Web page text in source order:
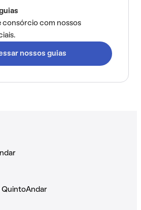
consórcio com nossos
nossos guias
QuintoAndar